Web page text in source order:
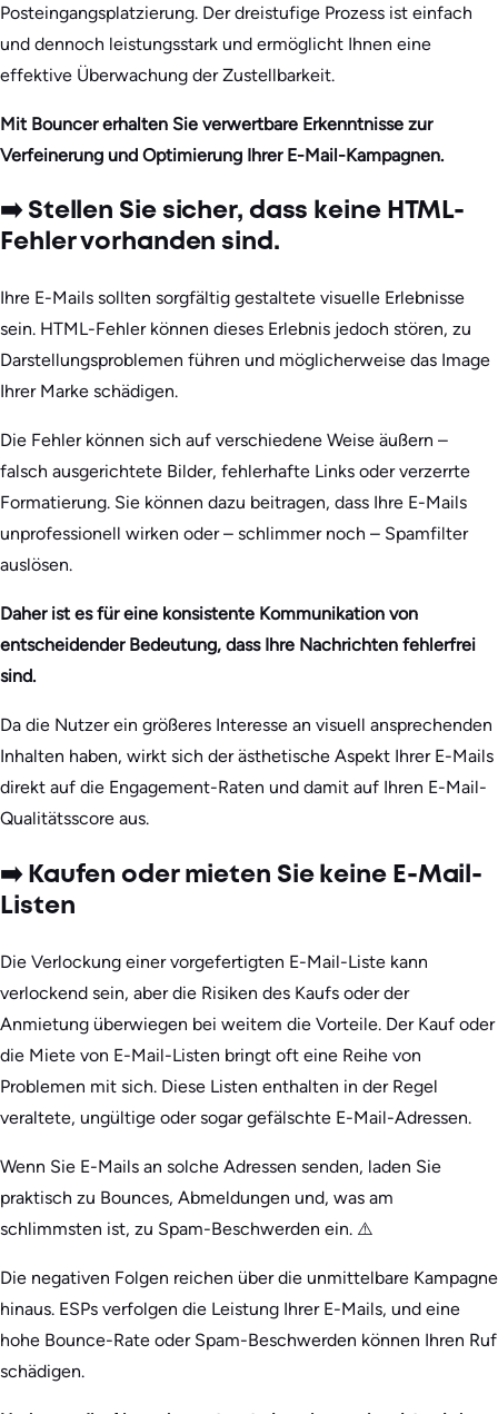
Posteingangsplatzierung. Der dreistufige Prozess ist einfach
und dennoch leistungsstark und ermöglicht Ihnen eine
effektive Überwachung der Zustellbarkeit.
Mit Bouncer erhalten Sie verwertbare Erkenntnisse zur
Verfeinerung und Optimierung Ihrer E-Mail-Kampagnen.
➡️ Stellen Sie sicher, dass keine HTML-
Fehler vorhanden sind.
Ihre E-Mails sollten sorgfältig gestaltete visuelle Erlebnisse
sein. HTML-Fehler können dieses Erlebnis jedoch stören, zu
Darstellungsproblemen führen und möglicherweise das Image
Ihrer Marke schädigen.
Die Fehler können sich auf verschiedene Weise äußern –
falsch ausgerichtete Bilder, fehlerhafte Links oder verzerrte
Formatierung. Sie können dazu beitragen, dass Ihre E-Mails
unprofessionell wirken oder – schlimmer noch – Spamfilter
auslösen.
Daher ist es für eine konsistente Kommunikation von
entscheidender Bedeutung, dass Ihre Nachrichten fehlerfrei
sind.
Da die Nutzer ein größeres Interesse an visuell ansprechenden
Inhalten haben, wirkt sich der ästhetische Aspekt Ihrer E-Mails
direkt auf die Engagement-Raten und damit auf Ihren E-Mail-
Qualitätsscore aus.
➡️ Kaufen oder mieten Sie keine E-Mail-
Listen
Die Verlockung einer vorgefertigten E-Mail-Liste kann
verlockend sein, aber die Risiken des Kaufs oder der
Anmietung überwiegen bei weitem die Vorteile. Der Kauf oder
die Miete von E-Mail-Listen bringt oft eine Reihe von
Problemen mit sich. Diese Listen enthalten in der Regel
veraltete, ungültige oder sogar gefälschte E-Mail-Adressen.
Wenn Sie E-Mails an solche Adressen senden, laden Sie
praktisch zu Bounces, Abmeldungen und, was am
schlimmsten ist, zu Spam-Beschwerden ein. ⚠️
Die negativen Folgen reichen über die unmittelbare Kampagne
hinaus. ESPs verfolgen die Leistung Ihrer E-Mails, und eine
hohe Bounce-Rate oder Spam-Beschwerden können Ihren Ruf
schädigen.